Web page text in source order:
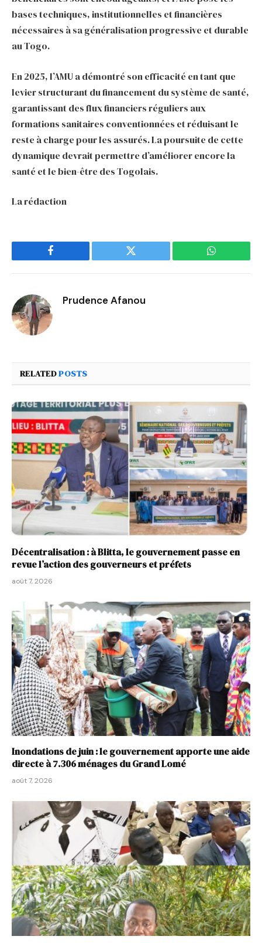
bases techniques, institutionnelles et financières
nécessaires à sa généralisation progressive et durable
au Togo.
En 2025, l’AMU a démontré son efficacité en tant que
levier structurant du financement du système de santé,
garantissant des flux financiers réguliers aux
formations sanitaires conventionnées et réduisant le
reste à charge pour les assurés. La poursuite de cette
dynamique devrait permettre d’améliorer encore la
santé et le bien-être des Togolais.
La rédaction
Facebook Twitter WhatsApp
Prudence Afanou
RELATEDPOSTS
Décentralisation : à Blitta, le gouvernement passe en
revue l’action des gouverneurs et préfets
août 7, 2026
Inondations de juin : le gouvernement apporte une aide
directe à 7.306 ménages du Grand Lomé
août 7, 2026